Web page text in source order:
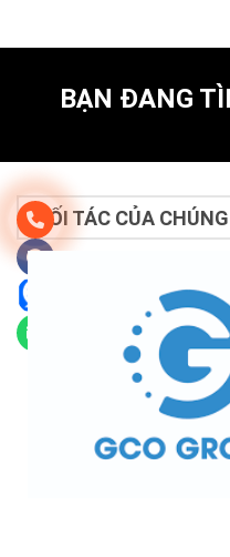
BẠN ĐANG
ĐỐI TÁC CỦA